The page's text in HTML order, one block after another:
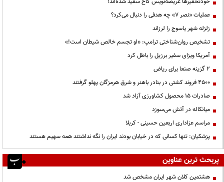
عملیات «نصر ۷» چه هدفی را دنبال می‌کرد؟
زلزله شهر یاسوج را لرزاند
تشخیص روان‌شناختی ترامپ: «او تجسم خالص شیطان است!»
آمریکا ویزای سفیر برزیل را باطل کرد
۲ گزینه صنعا برای ریاض
۴۵۰۰ فروند کشتی در بنادر باهنر و شرق هرمزگان پهلو گرفتند
صادرات ۱۵ محصول کشاورزی آزاد شد
میانکاله در آتش می‌سوزد
مراسم عزاداری اربعین حسینی - کربلا
پزشکیان: تنها کسانی که در خیابان بودند ایران را نگه نداشتند همه سهیم هستند
پربحث ترین عناوین
هشتمین کلان شهر ایران مشخص شد